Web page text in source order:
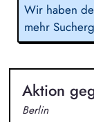
Wir haben
mehr
Aktion
Berlin